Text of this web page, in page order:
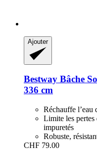
Ajouter
Bestway Bâche
336 cm
Réchauffe l’eau
Limite les pertes
impuretés
Robuste,
CHF 79.00